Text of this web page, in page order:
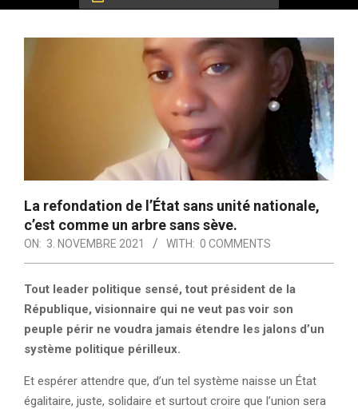
La refondation de l’État sans unité nationale,
c’est comme un arbre sans sève.
ON: 3. NOVEMBRE 2021 WITH: 0 COMMENTS
Tout leader politique sensé, tout président de la
République, visionnaire qui ne veut pas voir son
peuple périr ne voudra jamais étendre les jalons d’un
système politique périlleux.
Et espérer attendre que, d’un tel système naisse un État
égalitaire, juste, solidaire et surtout croire que l’union sera